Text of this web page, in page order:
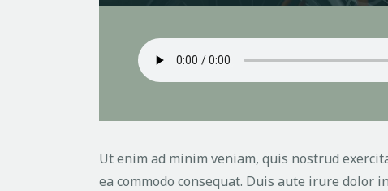
Ut enim ad minim veniam, quis nostrud
ea commodo consequat. Duis aute irure